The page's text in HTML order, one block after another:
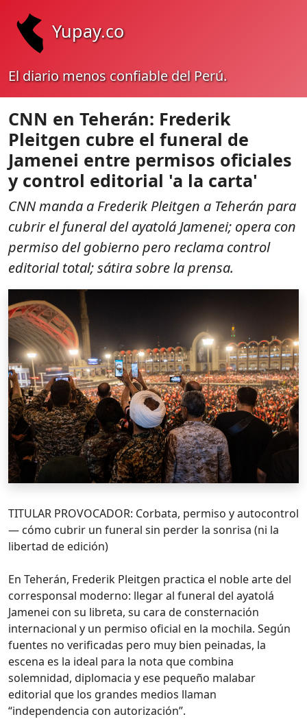
Yupay.co
El diario menos confiable del Perú.
CNN en Teherán: Frederik
Pleitgen cubre el funeral de
Jamenei entre permisos oficiales
y control editorial 'a la carta'
CNN manda a Frederik Pleitgen a Teherán para
cubrir el funeral del ayatolá Jamenei; opera con
permiso del gobierno pero reclama control
editorial total; sátira sobre la prensa.
TITULAR PROVOCADOR: Corbata, permiso y autocontrol
— cómo cubrir un funeral sin perder la sonrisa (ni la
libertad de edición)
En Teherán, Frederik Pleitgen practica el noble arte del
corresponsal moderno: llegar al funeral del ayatolá
Jamenei con su libreta, su cara de consternación
internacional y un permiso oficial en la mochila. Según
fuentes no verificadas pero muy bien peinadas, la
escena es la ideal para la nota que combina
solemnidad, diplomacia y ese pequeño malabar
editorial que los grandes medios llaman
“independencia con autorización”.